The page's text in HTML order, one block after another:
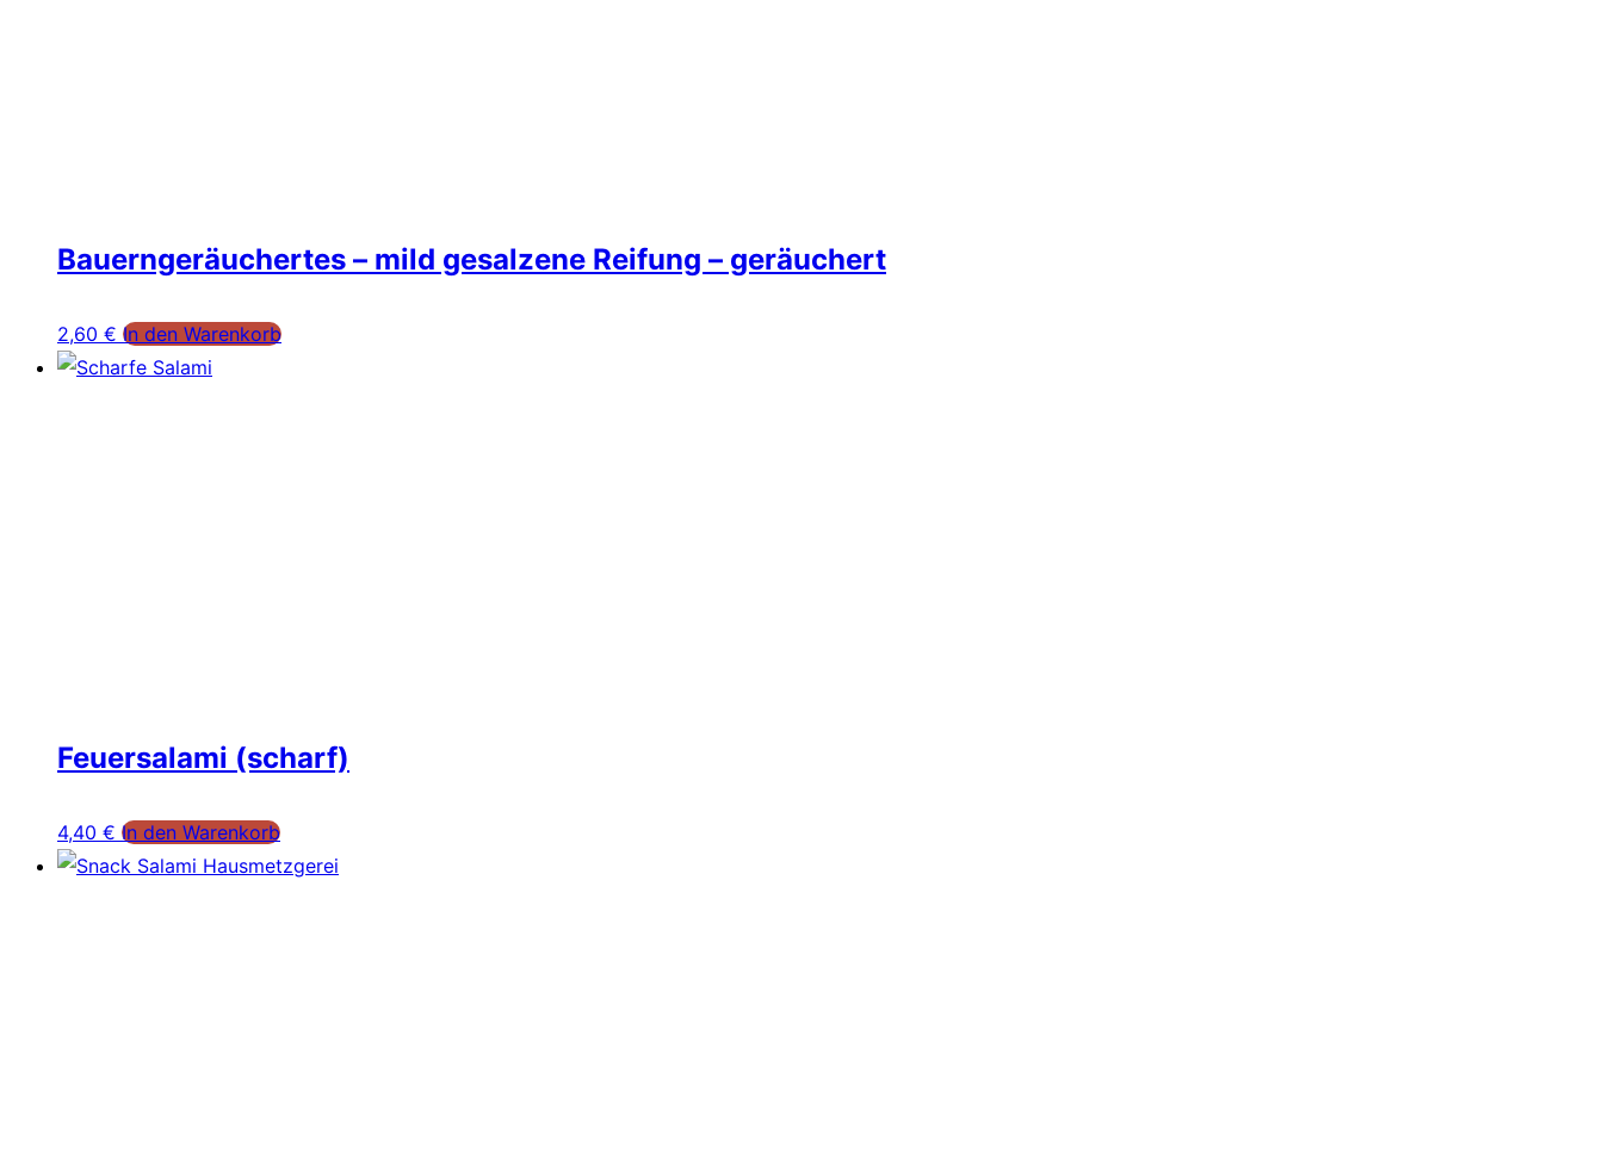
Bauerngeräuchertes – mild gesalzene Reifung – geräuchert
2,60 € In den Warenkorb
Feuersalami (scharf)
4,40 € In den Warenkorb